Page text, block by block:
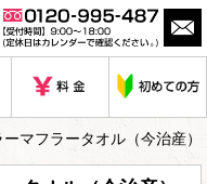
マフラータオル（今治産）